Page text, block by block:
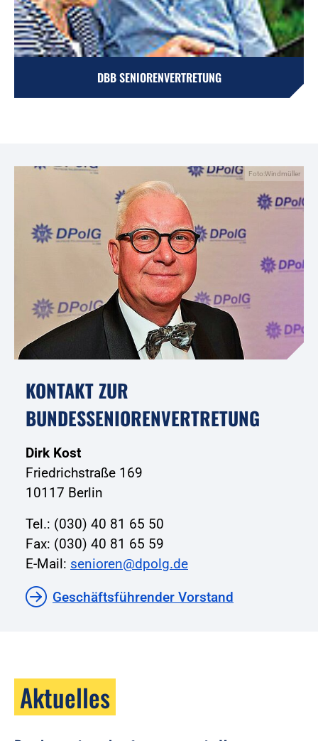
DBB SENIORENVERTRETUNG
KONTAKT ZUR
BUNDESSENIORENVERTRETUNG
Dirk Kost
Friedrichstraße 169
10117 Berlin
Tel.: (030) 40 81 65 50
Fax: (030) 40 81 65 59
E-Mail: senioren@dpolg.de
Geschäftsführender Vorstand
Foto:Windmüller
Aktuelles